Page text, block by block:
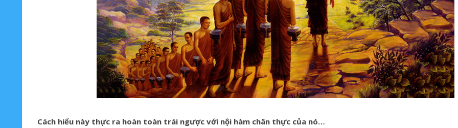
Cách hiểu này thực ra hoàn toàn trái ngược với nội hàm chân thực của nó…